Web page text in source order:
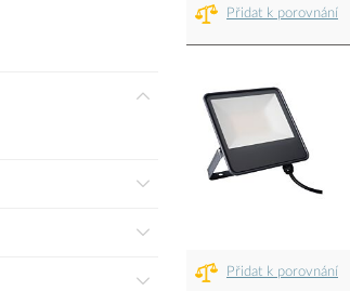
Přidat k porovnání
Přidat k porovnání